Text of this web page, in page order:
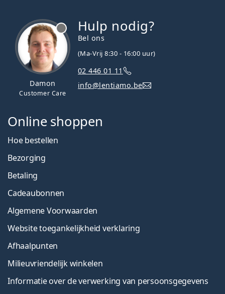
Damon
Customer Care
Hulp nodig?
Bel ons
(Ma-Vrij 8:30 - 16:00 uur)
02 446 01 11
info@lentiamo.be
Online shoppen
Hoe bestellen
Bezorging
Betaling
Cadeaubonnen
Algemene Voorwaarden
Website toegankelijkheid verklaring
Afhaalpunten
Milieuvriendelijk winkelen
Informatie over de verwerking van persoonsgegevens